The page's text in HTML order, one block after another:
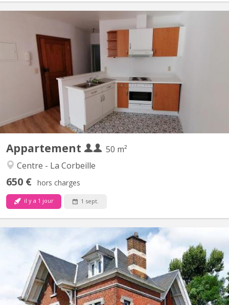
Appartement
50 m²
Centre - La Corbeille
650 € hors charges
il y a 1 jour 1 sept.
IDEAL ETUDIANT(S), NAMUR CENTRE, PROXIMITÉ IMMEDIATE
UNIVERSITÉ, GARE, COMMERCES, AU 1 er ETAGE (SANS
ASCENSEUR), APPARTEMENT (+/-50 m²) 1 CHAMBRE.
COMPOSITION: séjour (+/- 30 m²), cuisine équipée américaine,
salle de bains, une chambre (+/-13m²), salle de douche. LIBRE AU
01/09/2026...
KN 2651
Kot meublé de caractère à louer chez l’habitant, rue Léanne à
Namur, à 5 min de la gare. 1 chambre de ± 16 m² à 445
euros/mois, charges et wifi compris. Cuisine équipée, WC et salle
de bains communs pour 2 koteurs. Jardin accessible. Etudiant non
fumeur, calme, sérieux et ne restant habituellement...